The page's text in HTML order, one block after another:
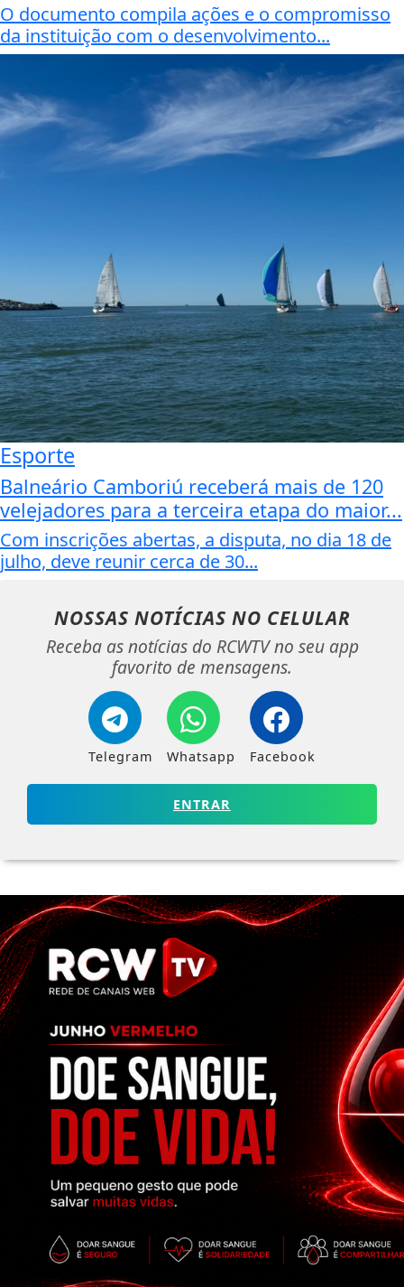
O documento compila ações e o compromisso
da instituição com o desenvolvimento...
Esporte
Balneário Camboriú receberá mais de 120
velejadores para a terceira etapa do maior...
Com inscrições abertas, a disputa, no dia 18 de
julho, deve reunir cerca de 30...
NOSSAS NOTÍCIAS NO CELULAR
Receba as notícias do RCWTV no seu app
favorito de mensagens.
Telegram Whatsapp Facebook
ENTRAR